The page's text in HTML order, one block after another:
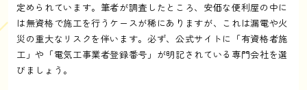
定められています。筆者が調査したところ、安価な便利屋の中に
は無資格で施工を行うケースが稀にありますが、これは漏電や火
災の重大なリスクを伴います。必ず、公式サイトに「有資格者施
工」や「電気工事業者登録番号」が明記されている専門会社を選
びましょう。